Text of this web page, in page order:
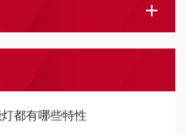
都有哪些特性